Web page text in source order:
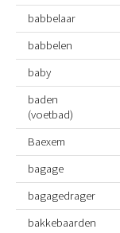
babbelaar
babbelen
baby
baden
(voetbad)
Baexem
bagage
bagagedrager
bakkebaarden